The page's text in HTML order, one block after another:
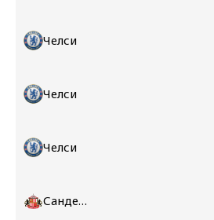
Челси
Челси
Челси
Сандерленд